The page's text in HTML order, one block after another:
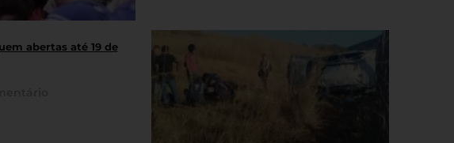
abertas até 19 de